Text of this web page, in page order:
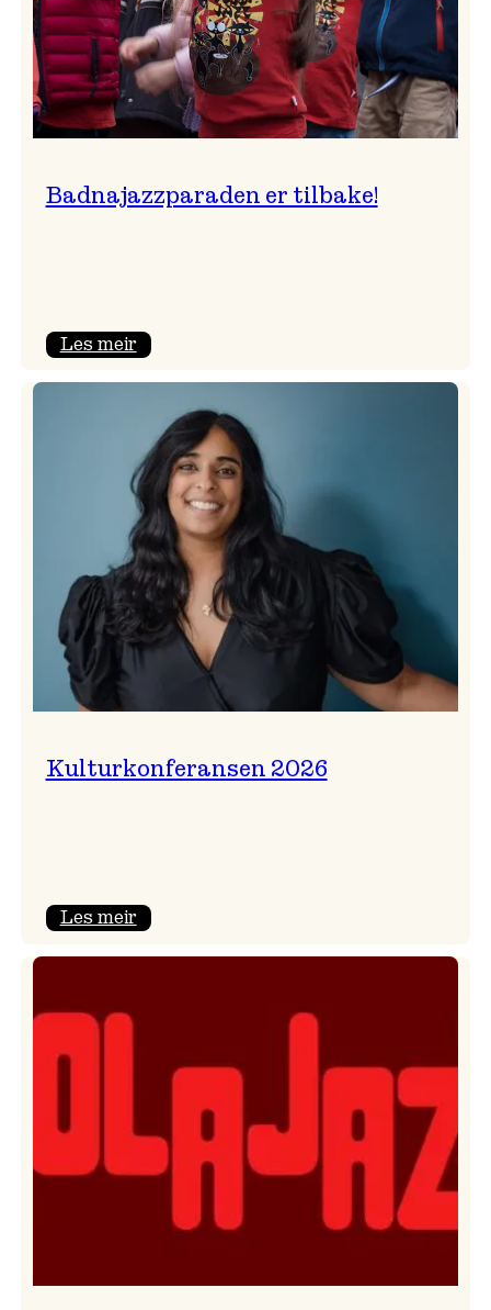
Badnajazzparaden er tilbake!
Les meir:
tilbake!
Kulturkonferansen 2026
Les meir: